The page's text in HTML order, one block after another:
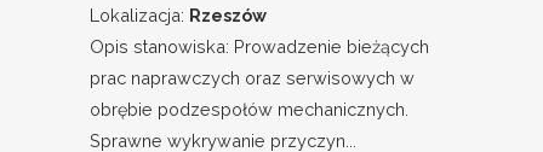
Lokalizacja: Rzeszów
Opis stanowiska: Prowadzenie bieżących
prac naprawczych oraz serwisowych w
obrębie podzespołów mechanicznych.
Sprawne wykrywanie przyczyn...